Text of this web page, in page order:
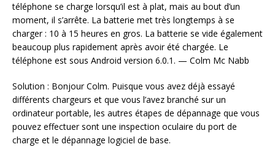
téléphone se charge lorsqu’il est à plat, mais au bout d’un
moment, il s’arrête. La batterie met très longtemps à se
charger : 10 à 15 heures en gros. La batterie se vide également
beaucoup plus rapidement après avoir été chargée. Le
téléphone est sous Android version 6.0.1. — Colm Mc Nabb
Solution : Bonjour Colm. Puisque vous avez déjà essayé
différents chargeurs et que vous l’avez branché sur un
ordinateur portable, les autres étapes de dépannage que vous
pouvez effectuer sont une inspection oculaire du port de
charge et le dépannage logiciel de base.